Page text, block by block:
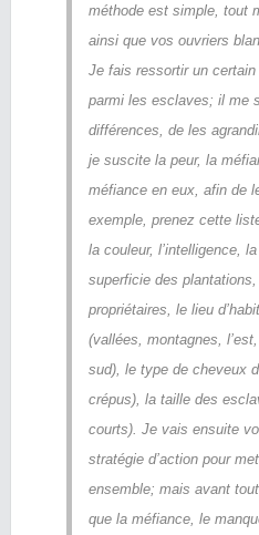
méthode est simple, tout
ainsi que vos ouvriers
Je fais ressortir un
parmi les esclaves; il me
différences, de les
je suscite la peur, la
méfiance en eux, afin de
exemple, prenez cette
la couleur, l’intelligence,
superficie des plantations,
propriétaires, le lieu
(vallées, montagnes,
sud), le type de cheveux
crépus), la taille des
courts). Je vais ensuite
stratégie d’action pour
ensemble; mais avant
que la méfiance, le